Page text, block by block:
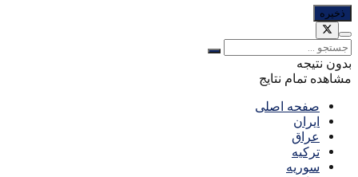
بدون نتیجه
مشاهده تمام نتایج
صفحه اصلی
ایران
عراق
ترکیه
سوریه